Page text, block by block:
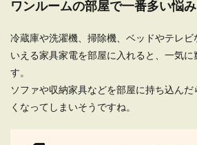
い...
利な家電は何か
ワンルームの部屋で一番多い悩
冷蔵庫や洗濯機、掃除機、ベッドやテレビ
いえる家具家電を部屋に入れると、一気に
す。
ソファや収納家具などを部屋に持ち込ん
くなってしまいそうですね。